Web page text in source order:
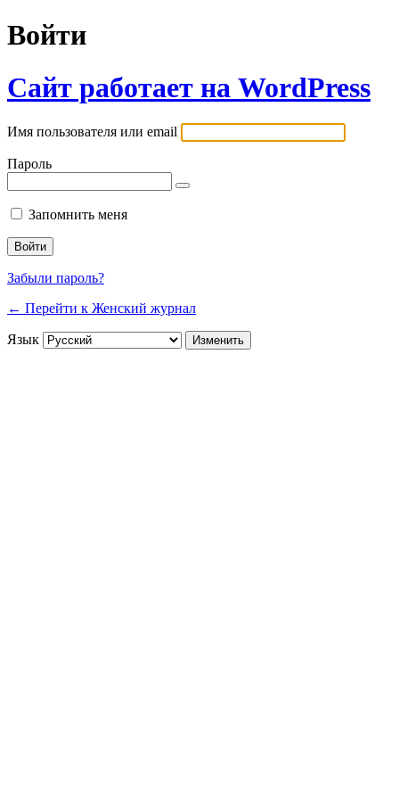
Войти
Сайт работает на WordPress
Имя пользователя или email
Пароль
Запомнить меня
Забыли пароль?
← Перейти к Женский журнал
Язык